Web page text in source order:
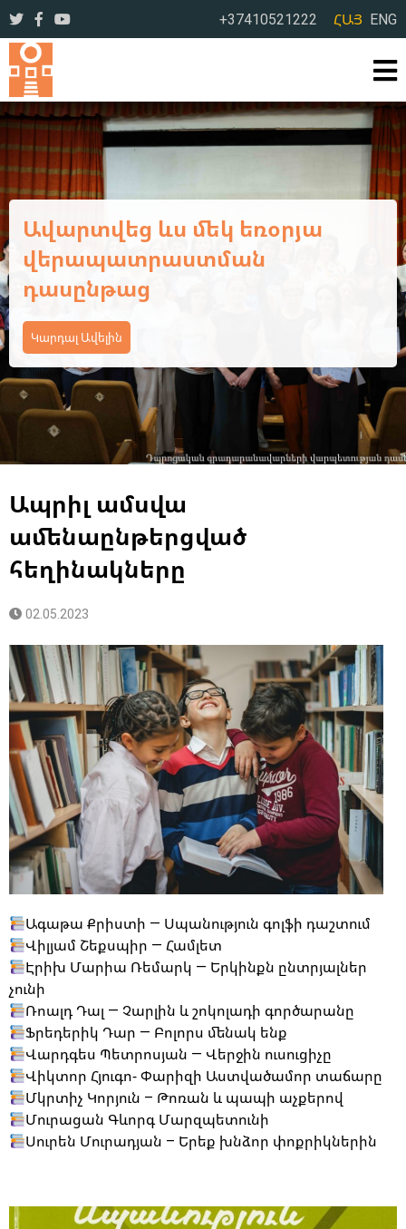
+37410521222 ՀԱՅ ENG
Ավարտվեց Կոտայքի մարզի
դպրոցական
գրադարանավարների եռօրյա
վերապատրաստման
դասընթացի առաջին փուլը
Կարդալ Ավելին
Ապրիլ ամսվա
ամենաընթերցված
հեղինակները
02.05.2023
Ագաթա Քրիստի — Սպանություն գոլֆի դաշտում
Վիլյամ Շեքսպիր — Համլետ
Էրիխ Մարիա Ռեմարկ — Երկինքն ընտրյալներ
չունի
Ռոալդ Դալ — Չարլին և շոկոլադի գործարանը
Ֆրեդերիկ Դար — Բոլորս մենակ ենք
Վարդգես Պետրոսյան — Վերջին ուսուցիչը
Վիկտոր Հյուգո- Փարիզի Աստվածամոր տաճարը
Մկրտիչ Կորյուն – Թոռան և պապի աչքերով
Մուրացան Գևորգ Մարզպետունի
Սուրեն Մուրադյան – Երեք խնձոր փոքրիկներին